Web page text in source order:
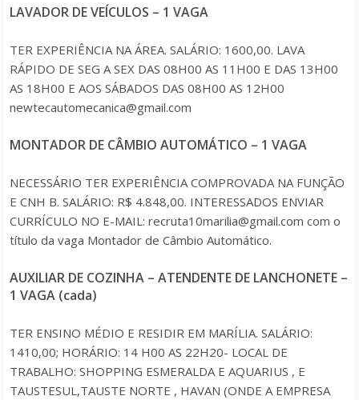
LAVADOR DE VEÍCULOS – 1 VAGA
TER EXPERIÊNCIA NA ÁREA. SALÁRIO: 1600,00. LAVA
RÁPIDO DE SEG A SEX DAS 08H00 AS 11H00 E DAS 13H00
AS 18H00 E AOS SÁBADOS DAS 08H00 AS 12H00
newtecautomecanica@gmail.com
MONTADOR DE CÂMBIO AUTOMÁTICO – 1 VAGA
NECESSÁRIO TER EXPERIÊNCIA COMPROVADA NA FUNÇÃO
E CNH B. SALÁRIO: R$ 4.848,00. INTERESSADOS ENVIAR
CURRÍCULO NO E-MAIL: recruta10marilia@gmail.com com o
título da vaga Montador de Câmbio Automático.
AUXILIAR DE COZINHA – ATENDENTE DE LANCHONETE –
1 VAGA (cada)
TER ENSINO MÉDIO E RESIDIR EM MARÍLIA. SALÁRIO:
1410,00; HORÁRIO: 14 H00 AS 22H20- LOCAL DE
TRABALHO: SHOPPING ESMERALDA E AQUARIUS , E
TAUSTESUL,TAUSTE NORTE , HAVAN (ONDE A EMPRESA